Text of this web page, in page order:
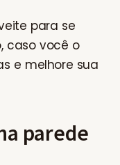
para se
caso você o
e melhore sua
parede